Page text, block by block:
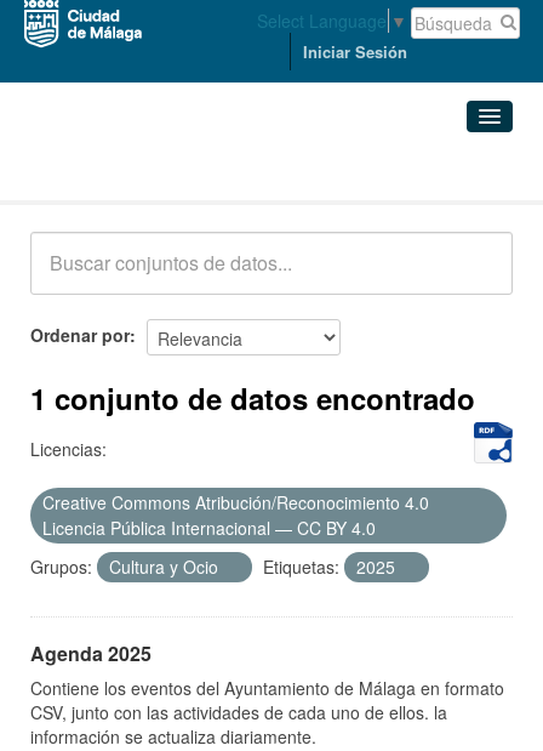
Select Language ▼
Iniciar Sesión
Acerca de
Ordenar por
1 conjunto de datos encontrado
Licencias:
Creative Commons Atribución/Reconocimiento 4.0
Licencia Pública Internacional — CC BY 4.0
Grupos:
Cultura y Ocio Etiquetas: 2025
Agenda 2025
Contiene los eventos del Ayuntamiento de Málaga en formato
CSV, junto con las actividades de cada uno de ellos. la
información se actualiza diariamente.